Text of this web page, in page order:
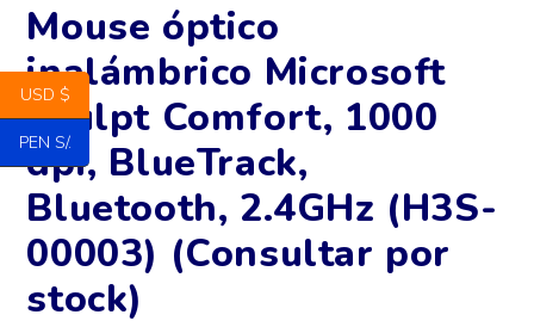
Mouse óptico
inalámbrico Microsoft
Sculpt Comfort, 1000
dpi, BlueTrack,
Bluetooth, 2.4GHz (H3S-
00003) (Consultar por
stock)
USD $
PEN S/.